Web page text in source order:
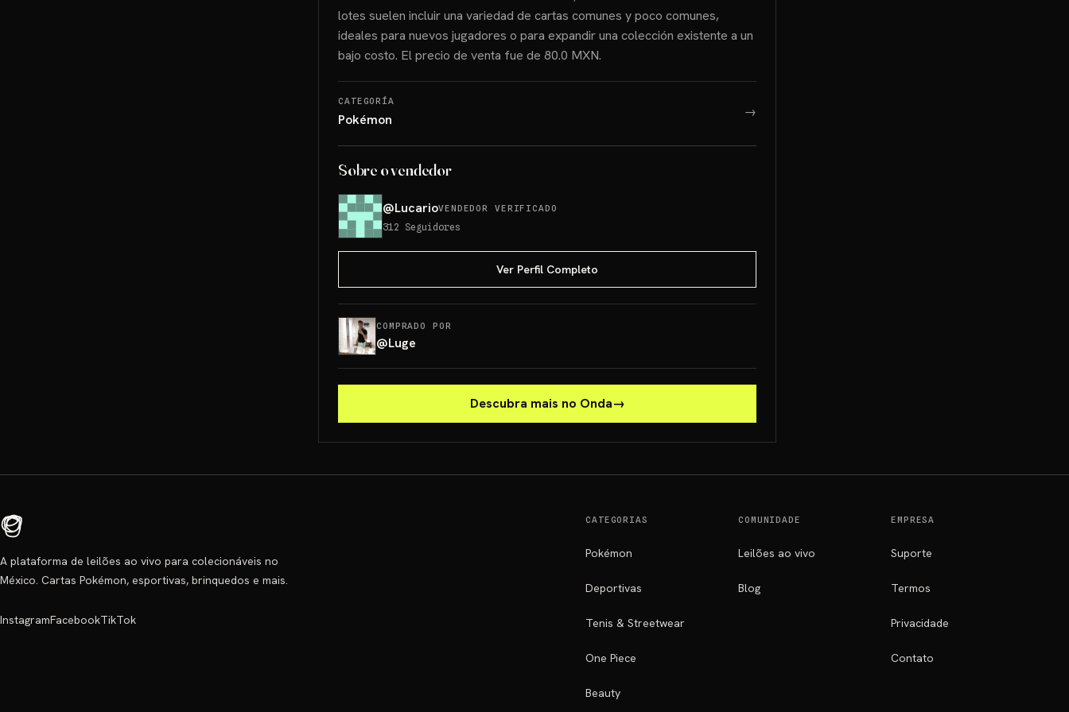
lotes suelen incluir una variedad de cartas comunes y poco comunes,
ideales para nuevos jugadores o para expandir una colección existente a un
bajo costo. El precio de venta fue de 80.0 MXN.
CATEGORÍA
Pokémon →
Sobre o vendedor
@LucarioVENDEDOR VERIFICADO
312 Seguidores
Ver Perfil Completo
COMPRADO POR
@Luge
Descubra mais no Onda→
A plataforma de leilões ao vivo para colecionáveis no
México. Cartas Pokémon, esportivas, brinquedos e mais.
InstagramFacebookTikTok
CATEGORIAS
Pokémon
Deportivas
Tenis & Streetwear
One Piece
Beauty
COMUNIDADE
Leilões ao vivo
Blog
EMPRESA
Suporte
Termos
Privacidade
Contato